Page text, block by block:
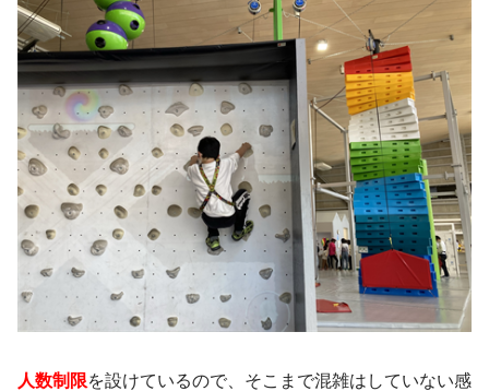
人数制限を設けているので、そこまで混雑はしていない感